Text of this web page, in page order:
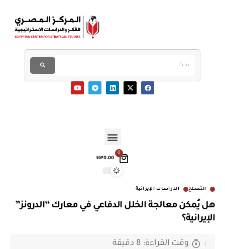
0
EGP0.00
التسلح الدراسات الإيرانية
هل يُمكن معالجة الخلل الدفاعي في معارك “الدرونز”
الإيرانية؟
وقت القراءة: 8 دقيقة